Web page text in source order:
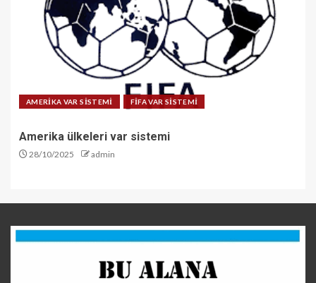
AMERİKA VAR SİSTEMİ FİFA VAR SİSTEMİ
Amerika ülkeleri var sistemi
28/10/2025 admin